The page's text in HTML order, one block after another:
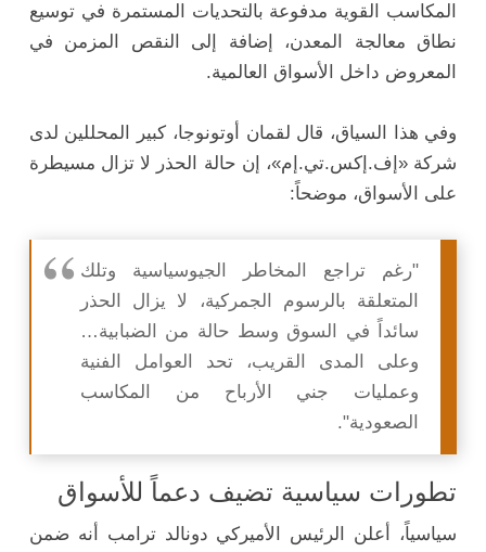
المكاسب القوية مدفوعة بالتحديات المستمرة في توسيع
نطاق معالجة المعدن، إضافة إلى النقص المزمن في
المعروض داخل الأسواق العالمية.
وفي هذا السياق، قال لقمان أوتونوجا، كبير المحللين لدى
شركة «إف.إكس.تي.إم»، إن حالة الحذر لا تزال مسيطرة
على الأسواق، موضحاً:
"رغم تراجع المخاطر الجيوسياسية وتلك
المتعلقة بالرسوم الجمركية، لا يزال الحذر
سائداً في السوق وسط حالة من الضبابية…
وعلى المدى القريب، تحد العوامل الفنية
وعمليات جني الأرباح من المكاسب
الصعودية".
تطورات سياسية تضيف دعماً للأسواق
سياسياً، أعلن الرئيس الأميركي دونالد ترامب أنه ضمن